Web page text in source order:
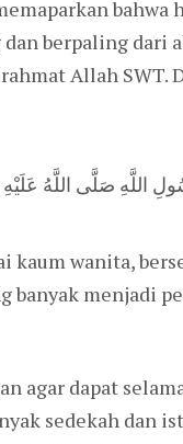
bahwa
berpaling dari
Allah SWT.
اللَّهِ صَلَّى اللَّهُ عَلَيْهِ
kaum wanita,
menjadi
agar dapat
sedekah dan